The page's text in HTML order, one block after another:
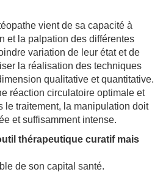
vient de sa capacité à
et la palpation des différentes
variation de leur état et de
la réalisation des techniques
qualitative et quantitative.
réaction circulatoire optimale et
le traitement, la manipulation doit
et suffisamment intense.
thérapeutique curatif mais
de son capital santé.